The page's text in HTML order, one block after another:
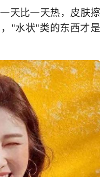
天比一天热，皮肤擦
"水状"类的东西才是